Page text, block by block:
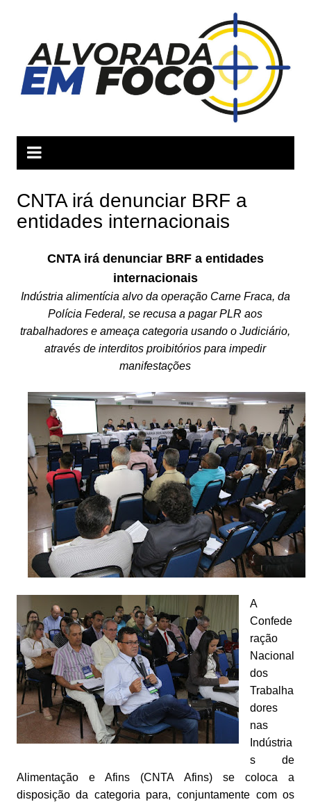
conteúdo
CNTA irá denunciar BRF a
entidades internacionais
CNTA irá denunciar BRF a entidades
internacionais
Indústria alimentícia alvo da operação Carne Fraca, da
Polícia Federal, se recusa a pagar PLR aos
trabalhadores e ameaça categoria usando o Judiciário,
através de interditos proibitórios para impedir
manifestações
A
Confede
ração
Nacional
dos
Trabalha
dores
nas
Indústria
s de
Alimentação e Afins (CNTA Afins) se coloca a
disposição da categoria para, conjuntamente com os